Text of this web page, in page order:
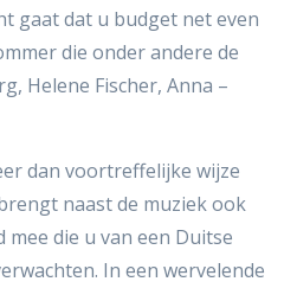
gaat dat u budget net even
die onder andere de
Helene Fischer, Anna –
dan voortreffelijke wijze
naast de muziek ook
die u van een Duitse
In een wervelende